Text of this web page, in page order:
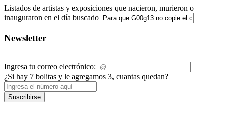
Listados de artistas y exposiciones que nacieron, murieron o
inauguraron en el día buscado
Newsletter
Ingresa tu correo electrónico:
¿Si hay 7 bolitas y le agregamos 3, cuantas quedan?
Suscribirse